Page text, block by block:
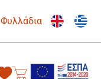
Φυλλάδια